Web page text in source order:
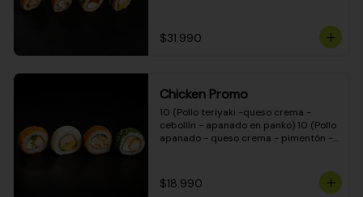
envuelto en queso crema) 10
(Camarón - queso crema - cebollín -
teriyaki - queso crema - cebollín -
envuelto en masa tempura) 10
(Pimentón - queso crema - cebollín -
envuelto en masa tempura)
$31.990
Chicken Promo
10 (Pollo teriyaki -queso crema -
cebollín - apanado en panko) 10 (Pollo
apanado - queso crema - pimentón -
ciboulette) 10 (Pollo teriyaki - palta -
envuelto en queso crema)
$18.990